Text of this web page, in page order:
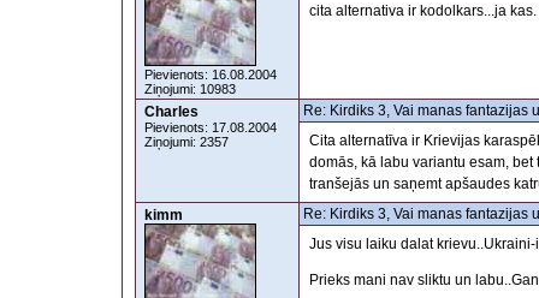
Pievienots: 16.08.2004
Ziņojumi: 10983
cita alternativa ir kodolkars...ja kas.
Charles
Pievienots: 17.08.2004
Ziņojumi: 2357
Re: Kirdiks 3, Vai manas fantazijas
Cita alternatīva ir Krievijas
domās, kā labu variantu esam,
tranšejās un saņemt apšaudes
kimm
Re: Kirdiks 3, Vai manas fantazijas
Jus visu laiku dalat
Prieks mani nav sliktu un